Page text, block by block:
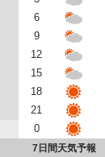
6
9
12
15
18
21
0
7日間天気予報